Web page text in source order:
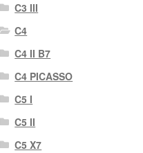
C3 III
C4
C4 II B7
C4 PICASSO
C5 I
C5 II
C5 X7